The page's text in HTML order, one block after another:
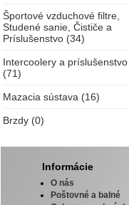
Športové vzduchové filtre,
Studené sanie, Čističe a
Príslušenstvo (34)
Intercoolery a príslušenstvo
(71)
Mazacia sústava (16)
Brzdy (0)
Informácie
O nás
Poštovné a balné